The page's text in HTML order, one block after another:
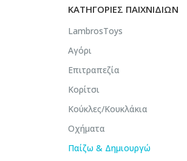
ΚΑΤΗΓΟΡΊΕΣ ΠΑΙΧΝΙΔΙΏΝ
LambrosToys
Αγόρι
Επιτραπεζία
Κορίτσι
Κούκλες/Κουκλάκια
Οχήματα
Παίζω & Δημιουργώ